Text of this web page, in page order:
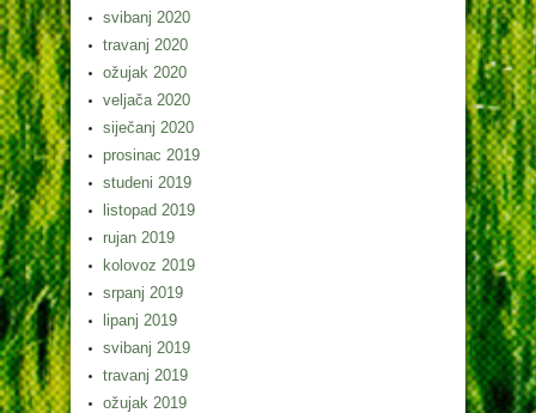
svibanj 2020
travanj 2020
ožujak 2020
veljača 2020
siječanj 2020
prosinac 2019
studeni 2019
listopad 2019
rujan 2019
kolovoz 2019
srpanj 2019
lipanj 2019
svibanj 2019
travanj 2019
ožujak 2019